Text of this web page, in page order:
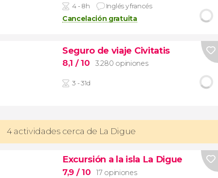
4 - 8h Inglés y francés
Cancelación gratuita
Seguro de viaje Civitatis
8,1 / 10 3.280 opiniones
3 - 31d
4 actividades cerca de La Digue
Excursión a la isla La Digue
7,9 / 10
17 opiniones